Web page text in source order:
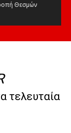
Θεσμών
τελευταία